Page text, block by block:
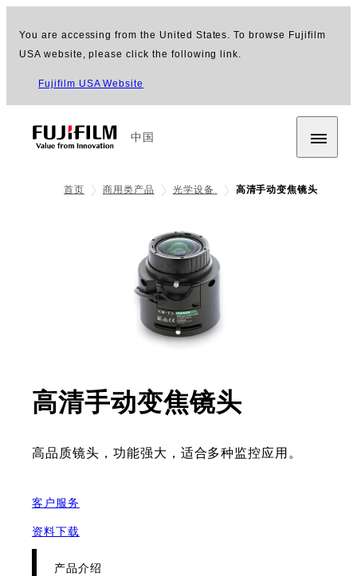
You are accessing from the United States. To browse Fujifilm
USA website, please click the following link.
Fujifilm USA Website
中国
首页 商用类产品 光学设备 高清手动变焦镜头
高清手动变焦镜头- 产品介
高品质镜头，功能强大，适合多种监控应用。
客户服务
资料下载
产品介绍